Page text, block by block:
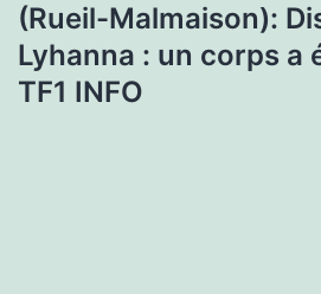
(Rueil-Malmaison):
Lyhanna : un corps a
TF1 INFO